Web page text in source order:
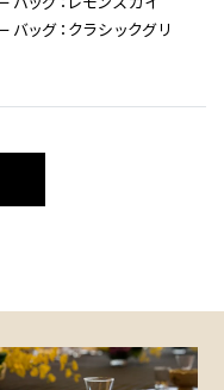
バッグ：クラシックグリ